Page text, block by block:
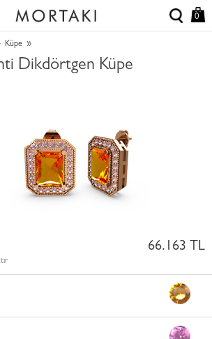
0
Küpe »
Dikdörtgen Küpe
66.163 TL